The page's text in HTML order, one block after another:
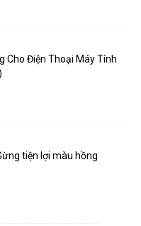
Cho Điện Thoại Máy Tính
tiện lợi màu hồng